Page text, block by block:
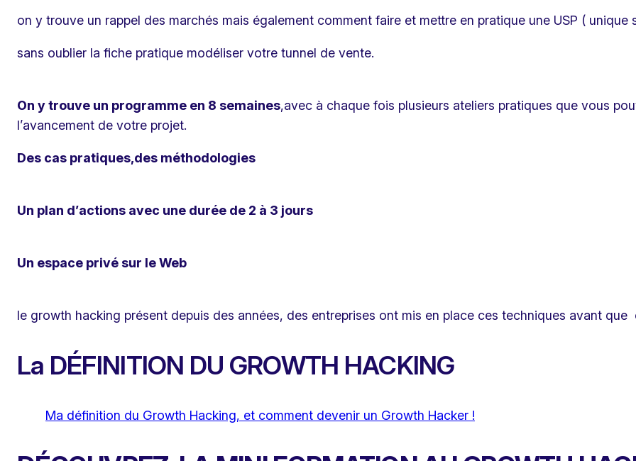
on y trouve un rappel des marchés mais également comment faire et mettre en pratique une USP ( unique
sans oublier la fiche pratique modéliser votre tunnel de vente.
On y trouve un programme en 8 semaines,avec à chaque fois plusieurs ateliers pratiques que vous
l’avancement de votre projet.
Des cas pratiques,des méthodologies
Un plan d’actions avec une durée de 2 à 3 jours
Un espace privé sur le Web
le growth hacking présent depuis des années, des entreprises ont mis en place ces techniques avant que
La DÉFINITION DU GROWTH HACKING
Ma définition du Growth Hacking, et comment devenir un Growth Hacker !